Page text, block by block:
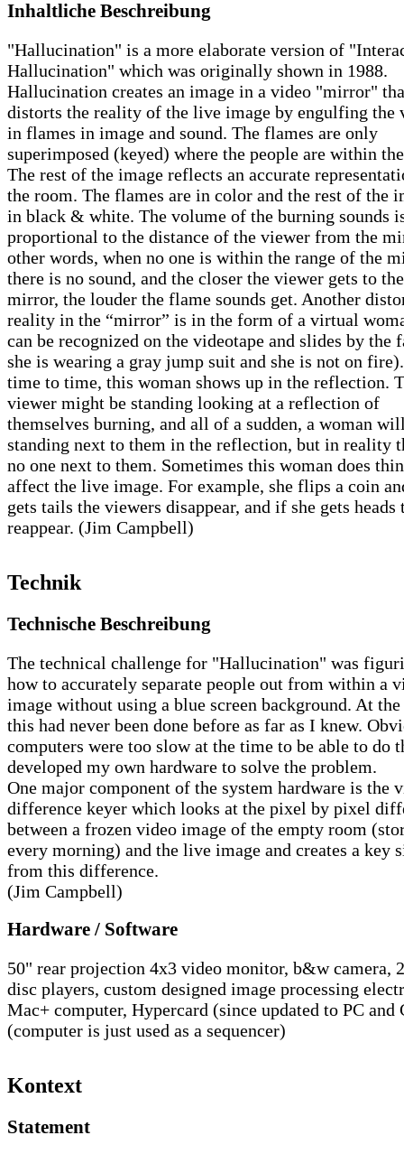
Inhaltliche Beschreibung
"Hallucination" is a more elaborate version of
Hallucination" which was originally shown in 1988.
Hallucination creates an image in a video "mirror"
distorts the reality of the live image by engulfing the
in flames in image and sound. The flames are only
superimposed (keyed) where the people are within
The rest of the image reflects an accurate
the room. The flames are in color and the rest of the
in black & white. The volume of the burning sounds
proportional to the distance of the viewer from the
other words, when no one is within the range of the
there is no sound, and the closer the viewer gets to the
mirror, the louder the flame sounds get. Another
reality in the “mirror” is in the form of a virtual
can be recognized on the videotape and slides by the
she is wearing a gray jump suit and she is not on
time to time, this woman shows up in the reflection.
viewer might be standing looking at a reflection of
themselves burning, and all of a sudden, a woman
standing next to them in the reflection, but in reality
no one next to them. Sometimes this woman does
affect the live image. For example, she flips a coin
gets tails the viewers disappear, and if she gets heads
reappear. (Jim Campbell)
Technik
Technische Beschreibung
The technical challenge for "Hallucination" was
how to accurately separate people out from within a
image without using a blue screen background. At
this had never been done before as far as I knew.
computers were too slow at the time to be able to do
developed my own hardware to solve the problem.
One major component of the system hardware is the
difference keyer which looks at the pixel by pixel
between a frozen video image of the empty room
every morning) and the live image and creates a key
from this difference.
(Jim Campbell)
Hardware / Software
50" rear projection 4x3 video monitor, b&w camera,
disc players, custom designed image processing
Mac+ computer, Hypercard (since updated to PC and
(computer is just used as a sequencer)
Kontext
Statement